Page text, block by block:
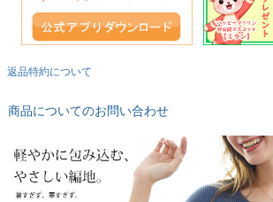
返品特約について
商品についてのお問い合わせ